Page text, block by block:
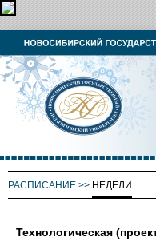
РАСПИСАНИЕ >> НЕДЕЛИ
Технологическая